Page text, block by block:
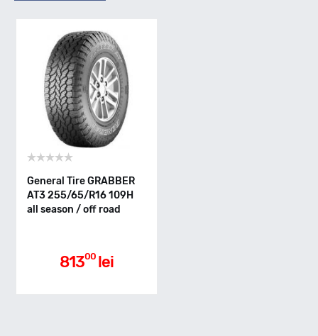
T - max 190km/h
Indice greutate
C
Aderenta pe carosabil ud
General Tire GRABBER
AT3 255/65/R16 109H
all season / off road
81300 lei